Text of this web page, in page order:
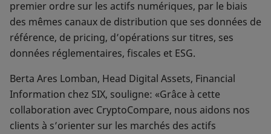
premier ordre sur les actifs numériques, par le biais
des mêmes canaux de distribution que ses données de
référence, de pricing, d’opérations sur titres, ses
données réglementaires, fiscales et ESG.
Berta Ares Lomban, Head Digital Assets, Financial
Information chez SIX, souligne: «Grâce à cette
collaboration avec CryptoCompare, nous aidons nos
clients à s’orienter sur les marchés des actifs